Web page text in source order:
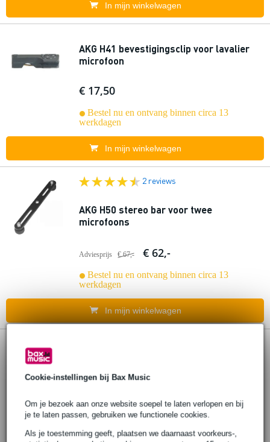
Cookie-instellingen bij Bax Music
Om je bezoek aan onze website soepel te laten verlopen en bij
je te laten passen, gebruiken we functionele cookies.
Als je toestemming geeft, plaatsen we daarnaast voorkeurs-,
In mijn winkelwagen
AKG H41 bevestigingsclip voor lavalier
microfoon
€ 17,50
Bestel nu en ontvang binnen circa 13
werkdagen
In mijn winkelwagen
2 reviews
AKG H50 stereo bar voor twee
microfoons
Adviesprijs € 67,- € 62,-
Bestel nu en ontvang binnen circa 13
werkdagen
In mijn winkelwagen
€ 36,- € 23,45
Bestel nu en ontvang binnen circa 13
werkdagen